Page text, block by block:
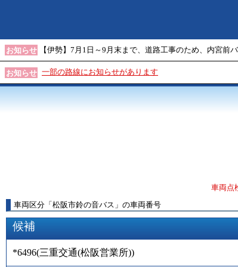
お知らせ 【伊勢】7月1日～9月末まで、道路工事のため、内宮前
お知らせ 一部の路線にお知らせがあります
車両点
車両区分 「 松阪市鈴の音バス 」 の車両番号
候補
*6496(三重交通(松阪営業所))